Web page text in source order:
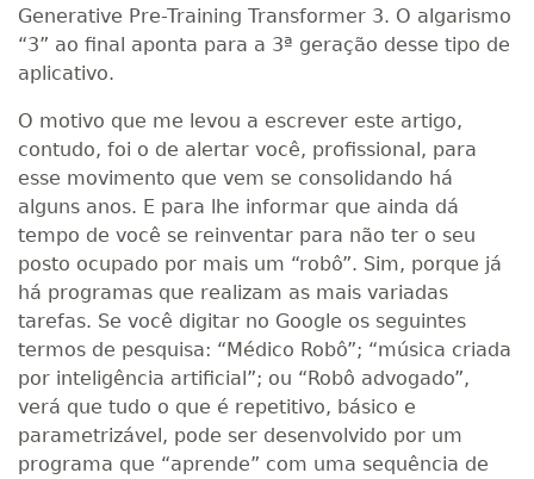
Generative Pre-Training Transformer 3. O algarismo
“3” ao final aponta para a 3ª geração desse tipo de
aplicativo.
O motivo que me levou a escrever este artigo,
contudo, foi o de alertar você, profissional, para
esse movimento que vem se consolidando há
alguns anos. E para lhe informar que ainda dá
tempo de você se reinventar para não ter o seu
posto ocupado por mais um “robô”. Sim, porque já
há programas que realizam as mais variadas
tarefas. Se você digitar no Google os seguintes
termos de pesquisa: “Médico Robô”; “música criada
por inteligência artificial”; ou “Robô advogado”,
verá que tudo o que é repetitivo, básico e
parametrizável, pode ser desenvolvido por um
programa que “aprende” com uma sequência de